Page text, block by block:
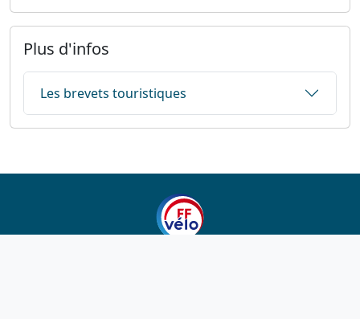
Plus d'infos
Les brevets touristiques